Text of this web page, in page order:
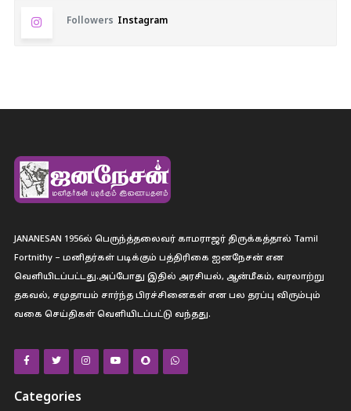
Followers Instagram
JANANESAN 1956ல் பெருந்த்தலைவர் காமராஜர் திருக்கத்தால் Tamil
Fortnithy – மனிதர்கள் படிக்கும் பத்திரிகை ஐனநேசன் என
வெளியிடப்பட்டது.அப்போது இதில் அரசியல், ஆன்மீகம், வரலாற்று
தகவல், சமுதாயம் சார்ந்த பிரச்சினைகள் என பல தரப்பு விரும்பும்
வகை செய்திகள் வெளியிடப்பட்டு வந்தது.
Categories